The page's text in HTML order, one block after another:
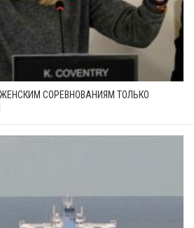
СОРЕВНОВАНИЯМ ТОЛЬКО